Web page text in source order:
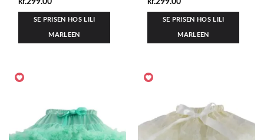
SE PRISEN HOS LILI
MARLEEN
SE PRISEN HOS LILI
MARLEEN